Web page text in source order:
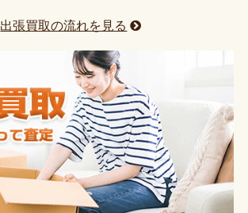
出張買取の流れを見る